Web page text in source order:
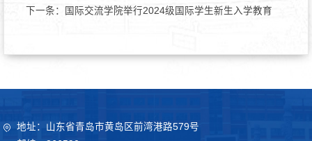
下一条：
国际交流学院举行2024级国际学生新生入学教育
地址：山东省青岛市黄岛区前湾港路579号